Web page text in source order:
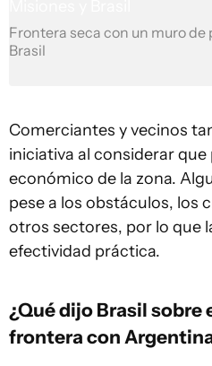
Frontera seca con un muro
Brasil
Comerciantes y vecinos
iniciativa al considerar
económico de la zona.
pese a los obstáculos, los
otros sectores, por lo que
efectividad práctica.
¿Qué dijo Brasil sobre
frontera con